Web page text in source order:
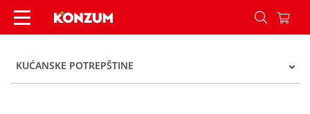
Delimano Delight Multifunkcionalni toster TXS-
KUĆANSKE POTREPŠTINE